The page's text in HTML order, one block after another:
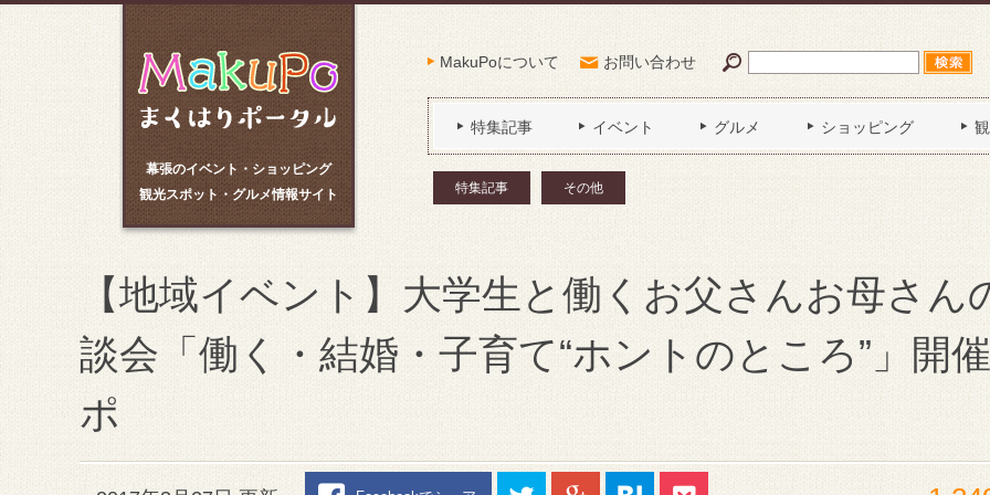
幕張のイベント・ショッピング
観光スポット・グルメ情報サイト
MakuPoについて お問い合わせ
特集記事 イベント グルメ ショッピング
特集記事 その他
【地域イベント】大学生と働くお父さんお母さん
談会「働く・結婚・子育て“ホントのところ”」開
ポ